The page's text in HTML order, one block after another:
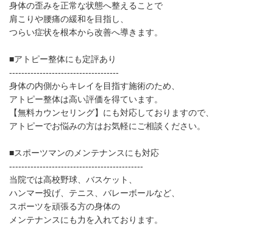
身体の歪みを正常な状態へ整えることで
肩こりや腰痛の緩和を目指し、
つらい症状を根本から改善へ導きます。
■アトピー整体にも定評あり
------------------------------------
身体の内側からキレイを目指す施術のため、
アトピー整体は高い評価を得ています。
【無料カウンセリング】にも対応しておりますので、
アトピーでお悩みの方はお気軽にご相談ください。
■スポーツマンのメンテナンスにも対応
--------------------------------------------
当院では高校野球、バスケット、
ハンマー投げ、テニス、バレーボールなど、
スポーツを頑張る方の身体の
メンテナンスにも力を入れております。